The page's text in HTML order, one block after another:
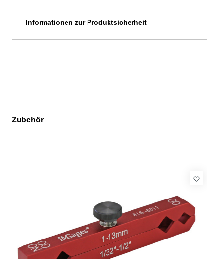
Informationen zur Produktsicherheit
Produktgalerie überspringen
Zubehör